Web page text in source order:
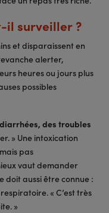
il surveiller ?
et disparaissent en
alerter,
heures ou jours plus
possibles
des troubles
» Une intoxication
pas
vaut demander
doit aussi être connue :
« C’est très
»